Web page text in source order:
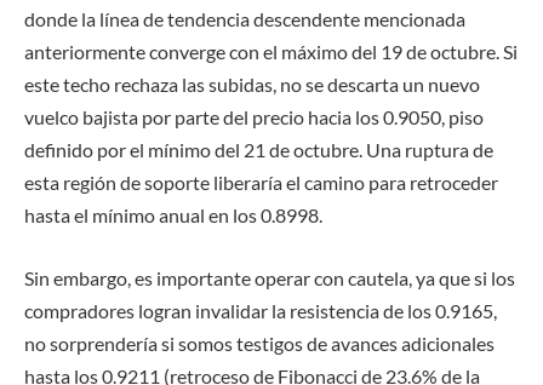
donde la línea de tendencia descendente mencionada
anteriormente converge con el máximo del 19 de octubre. Si
este techo rechaza las subidas, no se descarta un nuevo
vuelco bajista por parte del precio hacia los0.9050, piso
definido por el mínimo del 21 de octubre. Una ruptura de
esta región de soporte liberaría el camino para retroceder
hasta el mínimo anual en los0.8998.
Sin embargo, es importante operar con cautela, ya que si los
compradores logran invalidar la resistencia de los 0.9165,
no sorprendería si somos testigos de avances adicionales
hasta los0.9211 (retroceso de Fibonacci de 23.6% de la